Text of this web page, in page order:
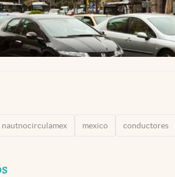
nautnocirculamex mexico conductores